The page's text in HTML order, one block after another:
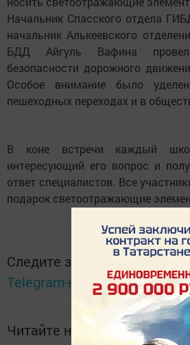
Начальник Спасского отдела
начальник Алькеевского
БДД Айгуль Вафина
безопасности дорожного
Особое внимание было
пешеходных переходах и в
В коне встречи каждый
интересующий его вопрос и
ответ специалистов. Все
подарок светоотражающие
Следите за самым важным
Telegram-каналеТатмедиа
Читайте новости